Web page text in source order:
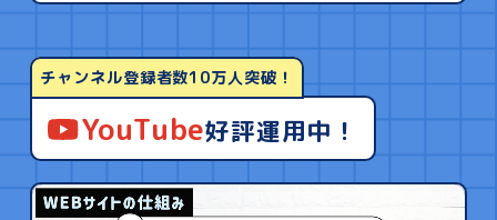
チャンネル登録者数10万人突破！
YouTube好評運用中！